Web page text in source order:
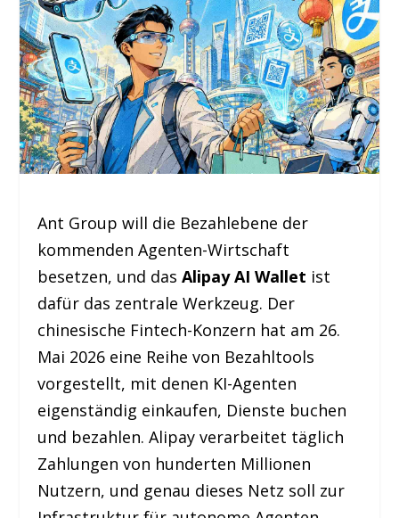
Ant Group will die Bezahlebene der
kommenden Agenten-Wirtschaft
besetzen, und dasAlipay AI Wallet ist
dafür das zentrale Werkzeug. Der
chinesische Fintech-Konzern hat am 26.
Mai 2026 eine Reihe von Bezahltools
vorgestellt, mit denen KI-Agenten
eigenständig einkaufen, Dienste buchen
und bezahlen. Alipay verarbeitet täglich
Zahlungen von hunderten Millionen
Nutzern, und genau dieses Netz soll zur